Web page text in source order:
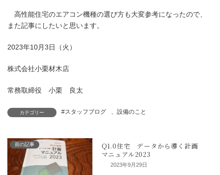
高性能住宅のエアコン機種の選び方も大変参考になったので、
また記事にしたいと思います。
2023年10月3日（火）
株式会社小栗材木店
常務取締役 小栗 良太
カテゴリー #スタッフブログ 、 設備のこと
前の記事
2023年9月29日